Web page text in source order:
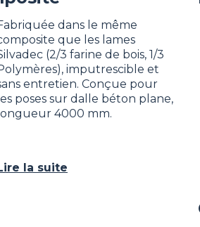
dans le même
que les lames
(2/3 farine de bois, 1/3
imputrescible et
entretien. Conçue pour
les poses sur dalle béton plane,
longueur 4000 mm.
la suite